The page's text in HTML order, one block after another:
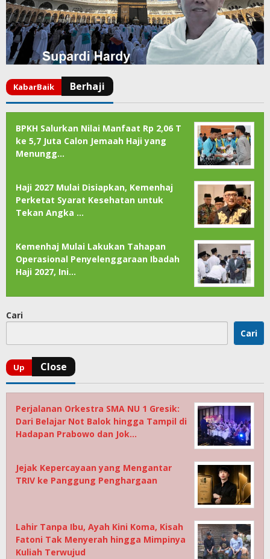
BPKH Salurkan Nilai Manfaat Rp 2,06 T
ke 5,7 Juta Calon Jemaah Haji yang
Menungg…
Haji 2027 Mulai Disiapkan, Kemenhaj
Perketat Syarat Kesehatan untuk
Tekan Angka …
Kemenhaj Mulai Lakukan Tahapan
Operasional Penyelenggaraan Ibadah
Haji 2027, Ini…
Cari
Cari
Perjalanan Orkestra SMA NU 1 Gresik:
Dari Belajar Not Balok hingga Tampil di
Hadapan Prabowo dan Jok…
Jejak Kepercayaan yang Mengantar
TRIV ke Panggung Penghargaan
Lahir Tanpa Ibu, Ayah Kini Koma, Kisah
Fatoni Tak Menyerah hingga Mimpinya
Kuliah Terwujud